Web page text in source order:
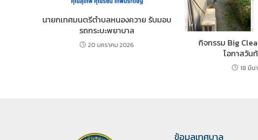
นายกเทศมนตรีตำบลหนองควาย รับมอบ
รถกระบะพยาบาล
20 มกราคม 2026
กิจกรรม Big
โอกาสวัน
18 มีน
ข้อมูลเทศบาล